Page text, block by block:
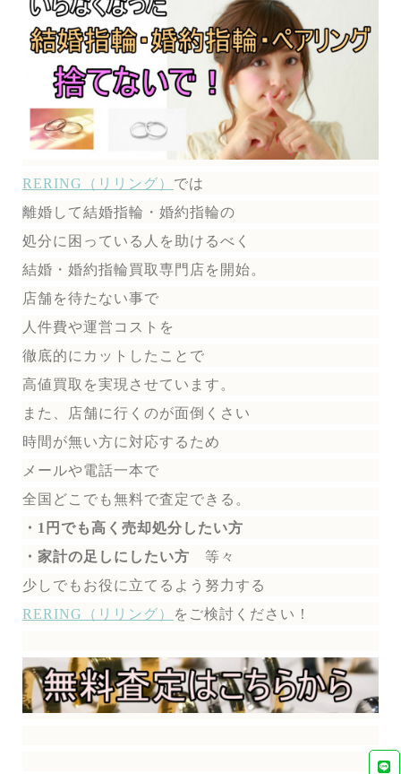
RERING（リリング） では
離婚して結婚指輪・婚約指輪の
処分に困っている人を助けるべく
結婚・婚約指輪買取専門店を開始。
店舗を待たない事で
人件費や運営コストを
徹底的にカットしたことで
高値買取を実現させています。
また、店舗に行くのが面倒くさい
時間が無い方に対応するため
メールや電話一本で
全国どこでも無料で査定できる。
・1円でも高く売却処分したい方
・家計の足しにしたい方 等々
少しでもお役に立てるよう努力する
RERING（リリング）
を ご検討ください！